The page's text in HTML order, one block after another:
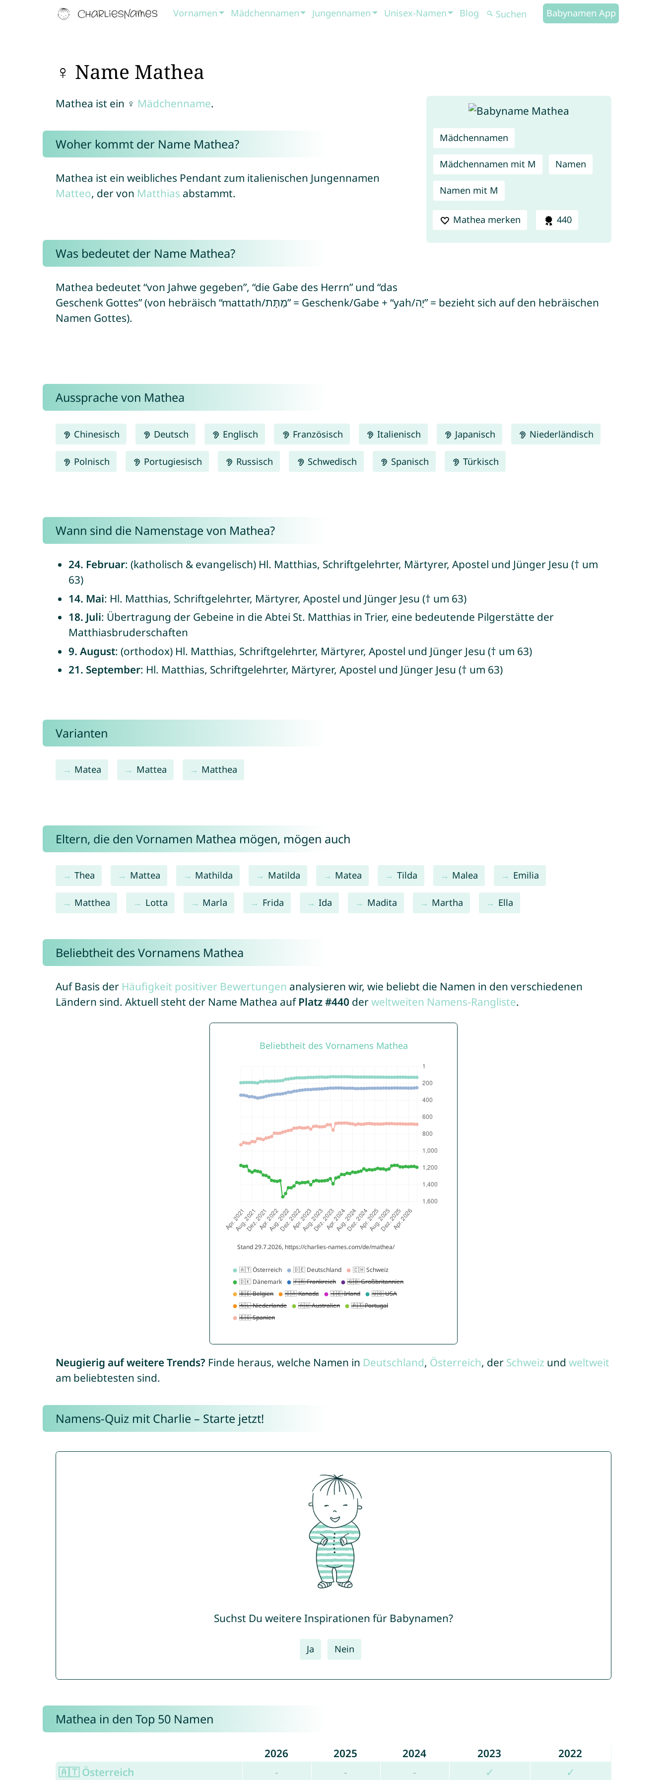
Vornamen Mädchennamen Jungennamen Unisex-Namen Blog Babynamen App
♀ Name Mathea
Mädchennamen
Mädchennamen mit M Namen
Namen mit M
Mathea merken 440
Mathea ist ein ♀ Mädchenname.
Woher kommt der Name Mathea?
Mathea ist ein weibliches Pendant zum italienischen Jungennamen
Matteo, der von Matthias abstammt.
Was bedeutet der Name Mathea?
Mathea bedeutet “von Jahwe gegeben”, “die Gabe des Herrn” und “das
Geschenk Gottes” (von hebräisch “mattath/מַתָּת” = Geschenk/Gabe + “yah/יָה” = bezieht sich auf den hebräischen
Namen Gottes).
Aussprache von Mathea
Chinesisch Deutsch Englisch Französisch Italienisch Japanisch Niederländisch
Polnisch Portugiesisch Russisch Schwedisch Spanisch Türkisch
Wann sind die Namenstage von Mathea?
24. Februar: (katholisch & evangelisch) Hl. Matthias, Schriftgelehrter, Märtyrer, Apostel und Jünger Jesu († um
63)
14. Mai: Hl. Matthias, Schriftgelehrter, Märtyrer, Apostel und Jünger Jesu († um 63)
18. Juli: Übertragung der Gebeine in die Abtei St. Matthias in Trier, eine bedeutende Pilgerstätte der
Matthiasbruderschaften
9. August: (orthodox) Hl. Matthias, Schriftgelehrter, Märtyrer, Apostel und Jünger Jesu († um 63)
21. September: Hl. Matthias, Schriftgelehrter, Märtyrer, Apostel und Jünger Jesu († um 63)
Varianten
Matea Mattea Matthea
Eltern, die den Vornamen Mathea mögen, mögen auch
Thea Mattea Mathilda Matilda Matea Tilda Malea Emilia
Matthea Lotta Marla Frida Ida Madita Martha Ella
Beliebtheit des Vornamens Mathea
Auf Basis der Häufigkeit positiver Bewertungen analysieren wir, wie beliebt die Namen in den verschiedenen
Ländern sind. Aktuell steht der Name Mathea auf Platz #440 derweltweiten Namens-Rangliste.
Neugierig auf weitere Trends? Finde heraus, welche Namen in Deutschland, Österreich, der Schweiz und weltweit
am beliebtesten sind.
Namens-Quiz mit Charlie – Starte jetzt!
Suchst Du weitere Inspirationen für Babynamen?
Ja Nein
Mathea in den Top 50 Namen
2026 2025 2024 2023
2022
🇦🇹 Österreich
- - - ✓ ✓